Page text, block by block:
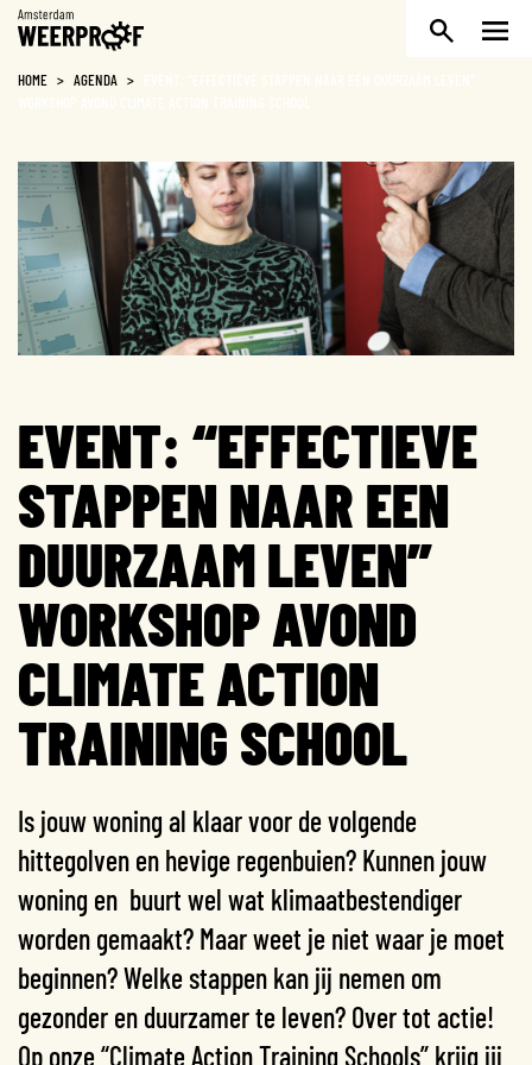
Weerproof
HOME > AGENDA >
EVENT: “EFFECTIEVE
STAPPEN NAAR EEN
DUURZAAM LEVEN”
WORKSHOP AVOND
CLIMATE ACTION
TRAINING SCHOOL
Is jouw woning al klaar voor de volgende
hittegolven en hevige regenbuien? Kunnen jouw
woning en buurt wel wat klimaatbestendiger
worden gemaakt? Maar weet je niet waar je moet
beginnen? Welke stappen kan jij nemen om
gezonder en duurzamer te leven? Over tot actie!
Op onze “Climate Action Training Schools” krijg jij